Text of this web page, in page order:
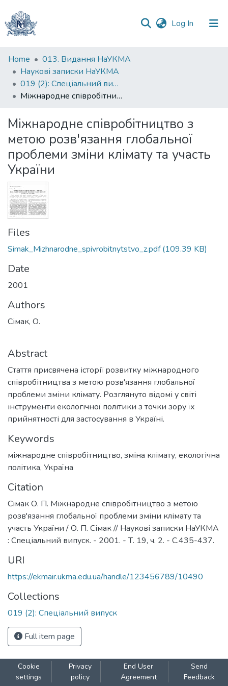
Log In (current)
Communities
&
Collections
All of DSpace
Statistics
Home
013. Видання НаУКМА
Наукові записки НаУКМА
019 (2): Спеціальний випуск
Міжнародне співробітництво з метою розв'язання глобальної проблеми зміни клімату та участь України
Міжнародне співробітництво з
метою розв'язання глобальної
проблеми зміни клімату та участь
України
Files
Simak_Mizhnarodne_spivrobitnytstvo_z.pdf(109.39 KB)
Date
2001
Authors
Сімак, О.
Abstract
Стаття присвячена історії розвитку міжнародного
співробітництва з метою розв'язання глобальної
проблеми зміни клімату. Розглянуто відомі у світі
інструменти екологічної політики з точки зору їх
прийнятності для застосування в Україні.
Keywords
міжнародне співробітництво, зміна клімату, екологічна
політика, Україна
Citation
Сімак О. П. Міжнародне співробітництво з метою
розв'язання глобальної проблеми зміни клімату та
участь України / О. П. Сімак // Наукові записки НаУКМА
: Спеціальний випуск. - 2001. - Т. 19, ч. 2. - C.435-437.
URI
https://ekmair.ukma.edu.ua/handle/123456789/10490
Collections
019 (2): Спеціальний випуск
Full item page
Cookie
settings
Privacy
policy
End User
Agreement
Send
Feedback